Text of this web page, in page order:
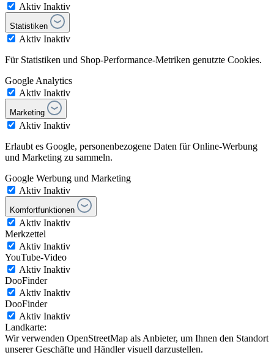
Aktiv Inaktiv
Statistiken
Aktiv Inaktiv
Für Statistiken und Shop-Performance-Metriken genutzte Cookies.
Google Analytics
Aktiv Inaktiv
Marketing
Aktiv Inaktiv
Erlaubt es Google, personenbezogene Daten für Online-Werbung
und Marketing zu sammeln.
Google Werbung und Marketing
Aktiv Inaktiv
Komfortfunktionen
Aktiv Inaktiv
Merkzettel
Aktiv Inaktiv
YouTube-Video
Aktiv Inaktiv
DooFinder
Aktiv Inaktiv
DooFinder
Aktiv Inaktiv
Landkarte:
Wir verwenden OpenStreetMap als Anbieter, um Ihnen den Standort
unserer Geschäfte und Händler visuell darzustellen.